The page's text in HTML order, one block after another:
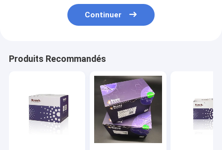
Continuer
Produits Recommandés